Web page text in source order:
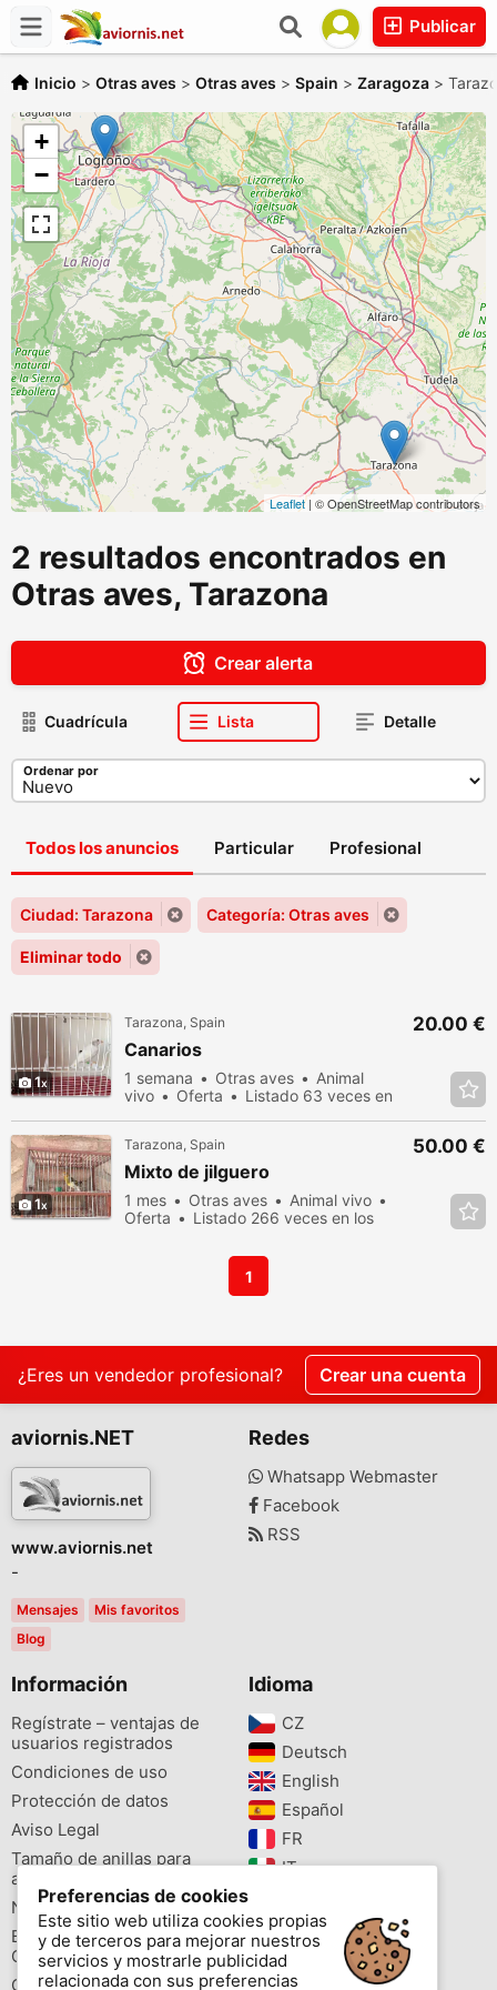
Publicar
Inicio > Otras aves > Otras aves > Spain > Zaragoza >
+
−
Leaflet| © OpenStreetMap contributors
2 resultados encontrados en
Otras aves, Tarazona
Crear alerta
Cuadrícula Lista Detalle
Ordenar por
Todos los anuncios Particular Profesional
Ciudad: Tarazona Categoría: Otras aves
Eliminar todo
1
Tarazona, Spain
Canarios
1 semana Otras aves
Animal
vivo
Oferta
Listado 63 veces en
20.00 €
1
Tarazona, Spain
Mixto de jilguero
1 mes Otras aves
Animal vivo
Oferta
Listado 266 veces en los
50.00 €
1
¿Eres un vendedor profesional? Crear una cuenta
aviornis.NET
www.aviornis.net
-
Mensajes
Mis favoritos
Blog
Redes
Whatsapp Webmaster
Facebook
RSS
Información
Regístrate – ventajas de
usuarios registrados
Condiciones de uso
Protección de datos
Aviso Legal
Tamaño de anillas para
aves
Newsletter
Buscador de especies
Cites
Colores de las anillas
Idioma
CZ‎
Deutsch‎
English‎
Español‎
FR‎
IT‎
PL‎
PT‎
Preferencias de cookies
Este sitio web utiliza cookies propias
y de terceros para mejorar nuestros
servicios y mostrarle publicidad
relacionada con sus preferencias